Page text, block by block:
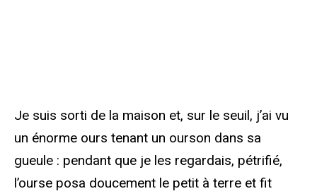
Je suis sorti de la maison et, sur le seuil, j’ai vu
un énorme ours tenant un ourson dans sa
gueule : pendant que je les regardais, pétrifié,
l’ourse posa doucement le petit à terre et fit